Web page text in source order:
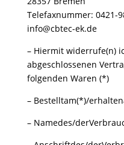
Telefaxnummer: 0421-
info@cbtec-ek.de
– Hiermit widerrufe(n)
abgeschlossenen
folgenden Waren (*)
– Bestelltam(*)/
– Namedes/